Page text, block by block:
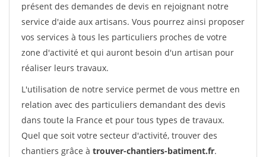
présent des demandes de devis en rejoignant notre
service d'aide aux artisans. Vous pourrez ainsi proposer
vos services à tous les particuliers proches de votre
zone d'activité et qui auront besoin d'un artisan pour
réaliser leurs travaux.
L'utilisation de notre service permet de vous mettre en
relation avec des particuliers demandant des devis
dans toute la France et pour tous types de travaux.
Quel que soit votre secteur d'activité, trouver des
chantiers grâce à trouver-chantiers-batiment.fr.